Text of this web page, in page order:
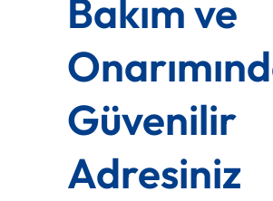
Bakım ve
Güvenilir
Adresiniz